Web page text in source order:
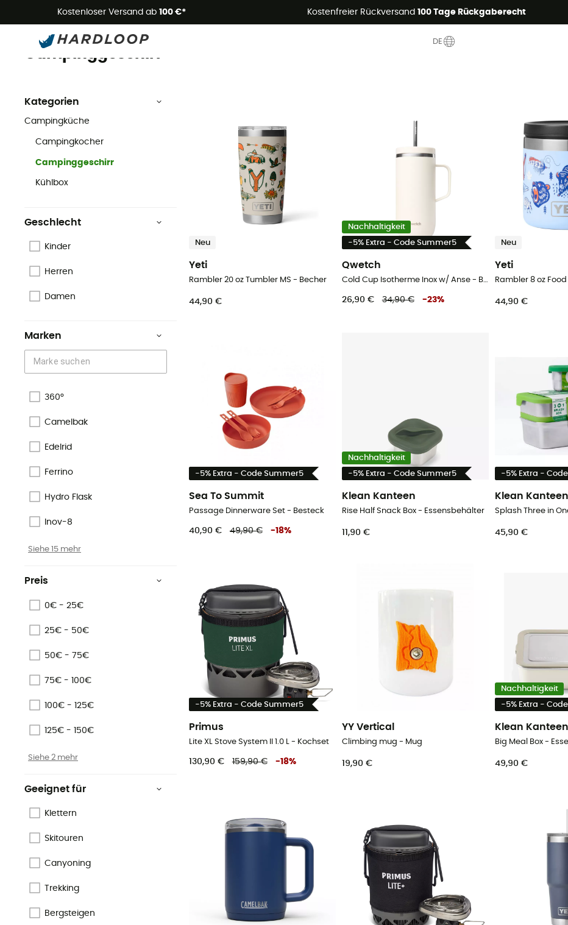
Kostenloser Versand ab 100 €* Kostenfreier Rückversand 100 Tage Rückgaberecht
DE
Sommerangebote🔥 -5% EXTRA ab 2 Produkten* Code Summer5
Camping Campingküche Campinggeschirr
Campinggeschirr
Kategorien
Campingküche
Campingkocher
Campinggeschirr
Kühlbox
Geschlecht
Kinder
Herren
Damen
Marken
360°
Camelbak
Edelrid
Ferrino
Hydro Flask
Inov-8
Siehe 15 mehr
Preis
0€ - 25€
25€ - 50€
50€ - 75€
75€ - 100€
100€ - 125€
125€ - 150€
Siehe 2 mehr
Geeignet für
Klettern
Skitouren
Canyoning
Trekking
Bergsteigen
Neu
Yeti
Rambler 20 oz Tumbler MS - Becher
44,90 €
Nachhaltigkeit
-5% Extra - Code Summer5
Qwetch
Cold Cup Isotherme Inox w/ Anse - Becher
26,90 € 34,90 € -23%
Neu
Yeti
44,90 €
-5% Extra - Code Summer5
Sea To Summit
Passage Dinnerware Set - Besteck
40,90 € 49,90 € -18%
Nachhaltigkeit
-5% Extra - Code Summer5
Klean Kanteen
Rise Half Snack Box - Essensbehälter
11,90 €
-5% Extra -
Klean Kanteen
Splash Three in
45,90 €
-5% Extra - Code Summer5
Primus
Lite XL Stove System II 1.0 L - Kochset
130,90 € 159,90 € -18%
YY Vertical
Climbing mug - Mug
19,90 €
Nachhaltigkeit
-5% Extra -
Klean Kanteen
Big Meal Box -
49,90 €